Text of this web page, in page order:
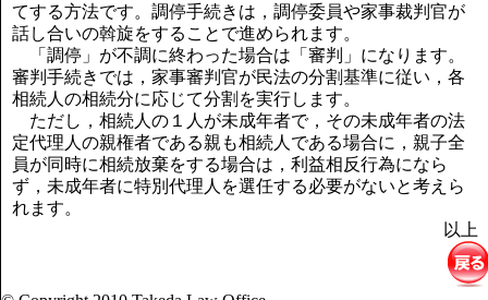
てする方法です。調停手続きは，調停委員や家事裁判官が
話し合いの斡旋をすることで進められます。
「調停」が不調に終わった場合は「審判」になります。
審判手続きでは，家事審判官が民法の分割基準に従い，各
相続人の相続分に応じて分割を実行します。
ただし，相続人の１人が未成年者で，その未成年者の法
定代理人の親権者である親も相続人である場合に，親子全
員が同時に相続放棄をする場合は，利益相反行為になら
ず，未成年者に特別代理人を選任する必要がないと考えら
れます。
以上